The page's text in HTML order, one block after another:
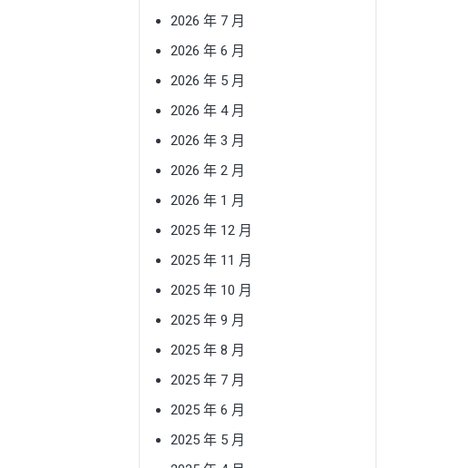
2026 年 7 月
2026 年 6 月
2026 年 5 月
2026 年 4 月
2026 年 3 月
2026 年 2 月
2026 年 1 月
2025 年 12 月
2025 年 11 月
2025 年 10 月
2025 年 9 月
2025 年 8 月
2025 年 7 月
2025 年 6 月
2025 年 5 月